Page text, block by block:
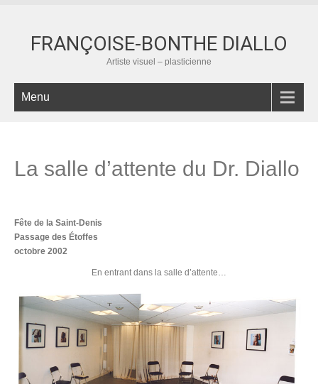
FRANÇOISE-BONTHE DIALLO
Artiste visuel – plasticienne
Menu
La salle d’attente du Dr. Diallo
Fête de la Saint-Denis
Passage des Étoffes
octobre 2002
En entrant dans la salle d’attente…